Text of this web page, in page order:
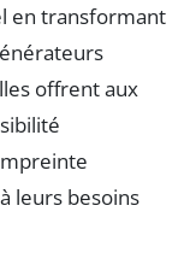
en transformant
offrent aux
leurs besoins